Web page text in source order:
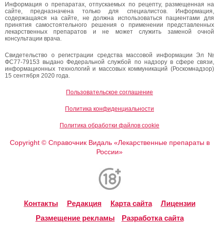
Информация о препаратах, отпускаемых по рецепту, размещенная на
сайте, предназначена только для специалистов. Информация,
содержащаяся на сайте, не должна использоваться пациентами для
принятия самостоятельного решения о применении представленных
лекарственных препаратов и не может служить заменой очной
консультации врача.
Свидетельство о регистрации средства массовой информации Эл №
ФС77-79153 выдано Федеральной службой по надзору в сфере связи,
информационных технологий и массовых коммуникаций (Роскомнадзор)
15 сентября 2020 года.
Пользовательское соглашение
Политика конфиденциальности
Политика обработки файлов cookie
Copyright ©Справочник Видаль «Лекарственные препараты в
России»
Контакты Редакция Карта сайта
Лицензии
Размещение рекламы
Разработка сайта